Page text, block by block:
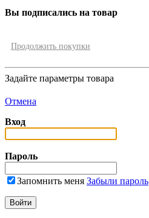
Вы подписались на товар
Продолжить покупки
Задайте параметры товара
Отмена
Вход
Пароль
Запомнить меня Забыли пароль